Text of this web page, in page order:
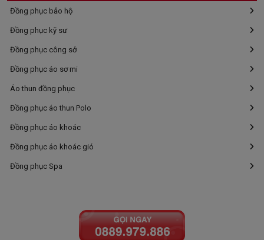
Đồng phục bảo hộ
Đồng phục kỹ sư
Đồng phục công sở
Đồng phục áo sơ mi
Áo thun đồng phục
Đồng phục áo thun Polo
Đồng phục áo khoác
Đồng phục áo khoác gió
Đồng phục Spa